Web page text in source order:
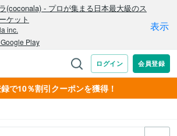
で10％割引クーポンを獲得！